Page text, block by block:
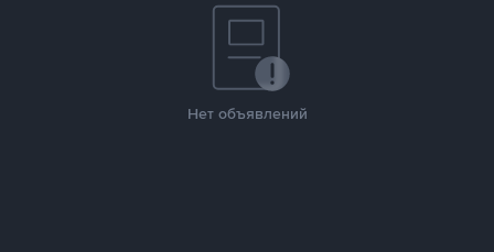
Нет объявлений